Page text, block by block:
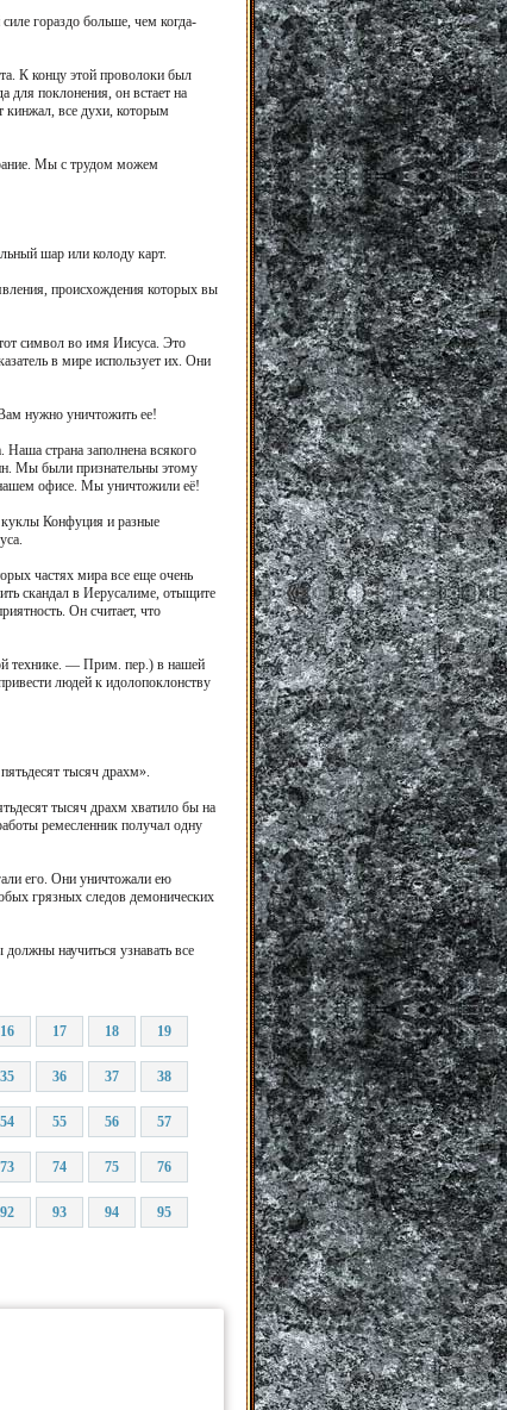
гораздо больше, чем когда-
К концу этой проволоки был
для поклонения, он встает на
кинжал, все духи, которым
Мы с трудом можем
шар или колоду карт.
происхождения которых вы
символ во имя Иисуса. Это
в мире использует их. Они
нужно уничтожить ее!
страна заполнена всякого
Мы были признательны этому
офисе. Мы уничтожили её!
куклы Конфуция и разные
частях мира все еще очень
скандал в Иерусалиме, отыщите
Он считает, что
технике. — Прим. пер.) в нашей
людей к идолопоклонству
тысяч драхм».
тысяч драхм хватило бы на
ремесленник получал одну
его. Они уничтожали ею
грязных следов демонических
научиться узнавать все
16 17 18 19
35 36 37 38
54 55 56 57
73 74 75 76
92 93 94 95